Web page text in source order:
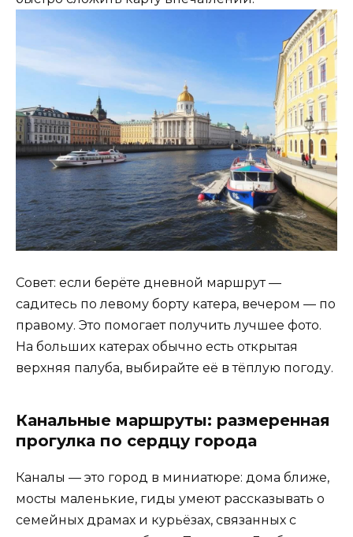
Совет: если берёте дневной маршрут —
садитесь по левому борту катера, вечером — по
правому. Это помогает получить лучшее фото.
На больших катерах обычно есть открытая
верхняя палуба, выбирайте её в тёплую погоду.
Канальные маршруты: размеренная
прогулка по сердцу города
Каналы — это город в миниатюре: дома ближе,
мосты маленькие, гиды умеют рассказывать о
семейных драмах и курьёзах, связанных с